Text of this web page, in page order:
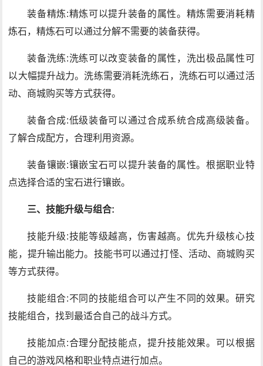
装备精炼:精炼可以提升装备的属性。精炼需要消耗精
炼石，精炼石可以通过分解不需要的装备获得。
装备洗练:洗练可以改变装备的属性，洗出极品属性可
以大幅提升战力。洗练需要消耗洗练石，洗练石可以通过活
动、商城购买等方式获得。
装备合成:低级装备可以通过合成系统合成高级装备。
了解合成配方，合理利用资源。
装备镶嵌:镶嵌宝石可以提升装备的属性。根据职业特
点选择合适的宝石进行镶嵌。
三、技能升级与组合:
技能升级:技能等级越高，伤害越高。优先升级核心技
能，提升输出能力。技能书可以通过打怪、活动、商城购买
等方式获得。
技能组合:不同的技能组合可以产生不同的效果。研究
技能组合，找到最适合自己的战斗方式。
技能加点:合理分配技能点，提升技能效果。可以根据
自己的游戏风格和职业特点进行加点。